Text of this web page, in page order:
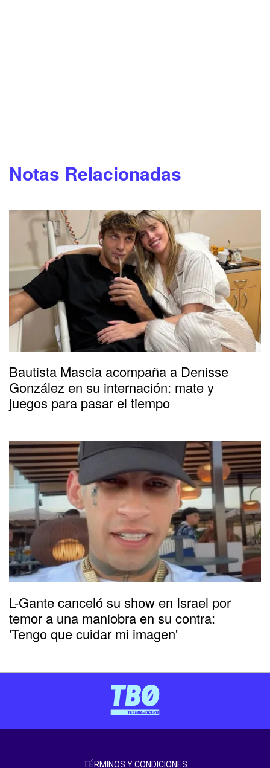
Notas Relacionadas
Bautista Mascia acompaña a Denisse
González en su internación: mate y
juegos para pasar el tiempo
L-Gante canceló su show en Israel por
temor a una maniobra en su contra:
'Tengo que cuidar mi imagen'
TÉRMINOS Y CONDICIONES